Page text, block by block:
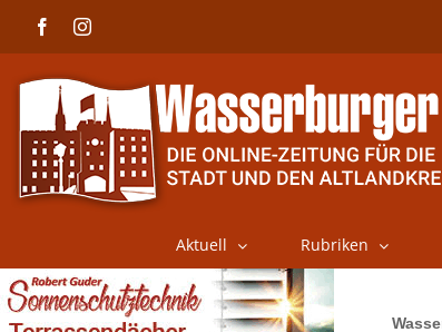
FacebookInstagram
Aktuell Rubriken